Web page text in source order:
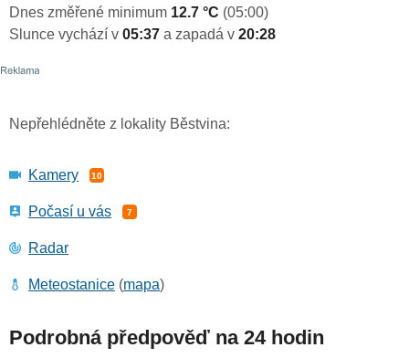
Dnes změřené minimum 12.7 °C (05:00)
Slunce vychází v 05:37 a zapadá v 20:28
Nepřehlédněte z lokality Běstvina:
Kamery 10
Počasí u vás 7
Radar
Meteostanice (mapa)
Podrobná předpověď na 24 hodin